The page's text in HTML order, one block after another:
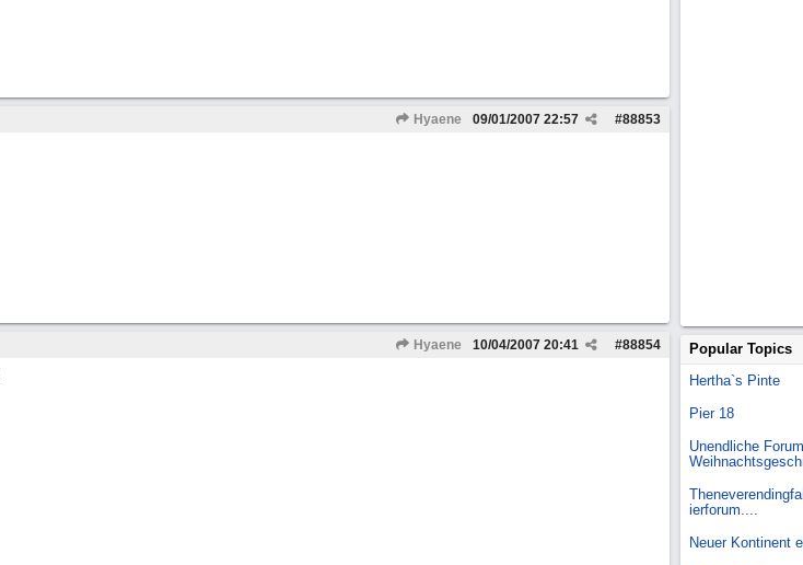
Hyaene #88853
09/01/2007 22:57
Hyaene #88854
10/04/2007 20:41
Popular Topics
Hertha`s Pinte
Pier 18
Unendliche
ierforum....
Neuer Kontinent